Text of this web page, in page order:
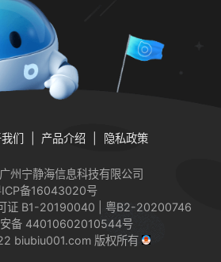
们 产品介绍 隐私政策
州宁静海信息科技有限公司
ICP备16043020号
证 B1-20190040 | 粤B2-20200746
备 44010602010544号
biubiu001.com 版权所有